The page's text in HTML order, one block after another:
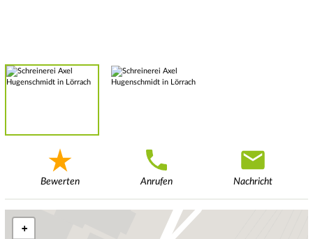
Bewerten Anrufen Nachricht
+